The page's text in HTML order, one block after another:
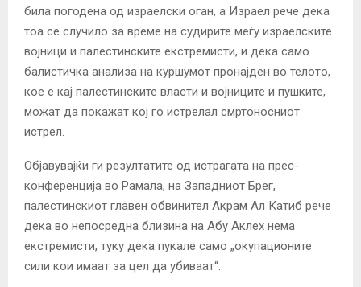
била погодена од израелски оган, а Израел рече дека
тоа се случило за време на судирите меѓу израелските
војници и палестинските екстремисти, и дека само
балистичка анализа на куршумот пронајден во телото,
кое е кај палестинските власти и војниците и пушките,
можат да покажат кој го истрелал смртоносниот
истрел.
Објавувајќи ги резултатите од истрагата на прес-
конференција во Рамала, на Западниот Брег,
палестинскиот главен обвинител Акрам Ал Катиб рече
дека во непосредна близина на Абу Аклех нема
екстремисти, туку дека пукале само „окупационите
сили кои имаат за цел да убиваат“.